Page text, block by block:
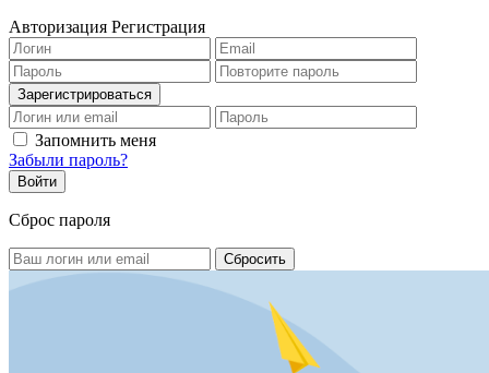
Авторизация Регистрация
Запомнить меня
Забыли пароль?
Сброс пароля